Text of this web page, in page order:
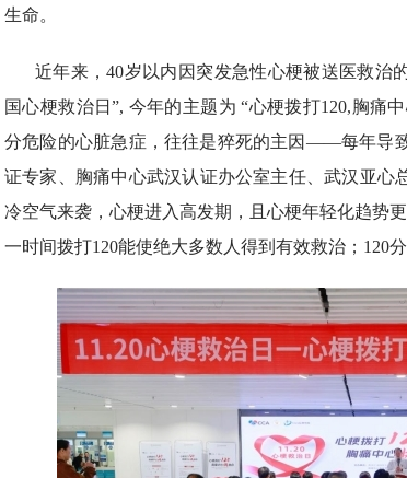
生命。
近年来，40岁以内因突发急性心梗被送医救治
国心梗救治日”, 今年的主题为 “心梗拨打120,胸痛
分危险的心脏急症，往往是猝死的主因——每年导
证专家、胸痛中心武汉认证办公室主任、武汉亚心
冷空气来袭，心梗进入高发期，且心梗年轻化趋势
一时间拨打120能使绝大多数人得到有效救治；120